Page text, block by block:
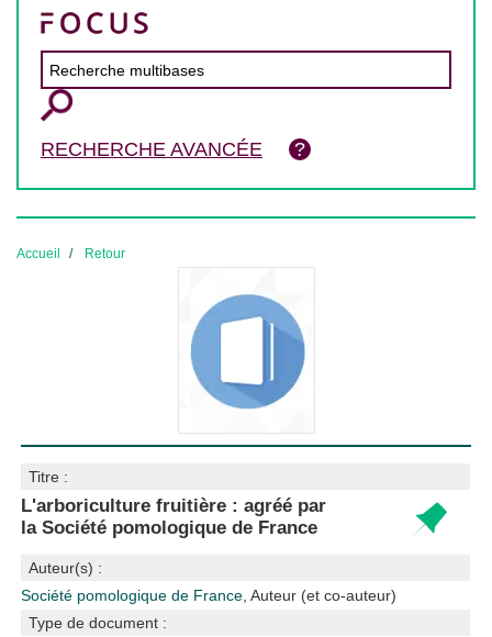
RECHERCHE AVANCÉE
Accueil Retour
Titre :
L'arboriculture fruitière : agréé par
la Société pomologique de France
Auteur(s) :
Société pomologique de France , Auteur (et co-auteur)
Type de document :